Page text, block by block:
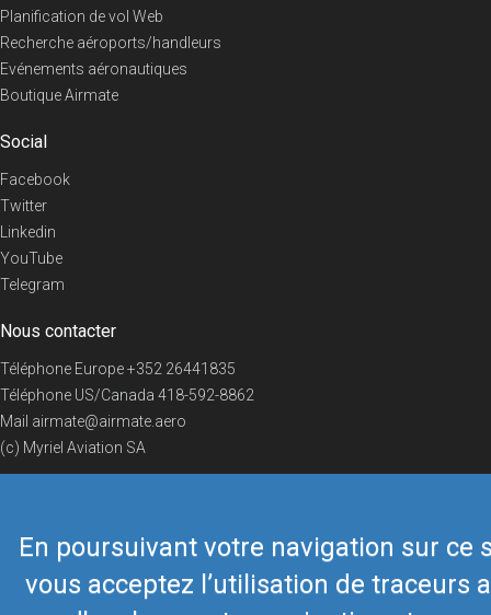
En poursuivant votre navigation sur ce
vous acceptez l’utilisation de traceurs
Planification de vol Web
Recherche aéroports/handleurs
Evénements aéronautiques
Boutique Airmate
Social
Facebook
Twitter
Linkedin
YouTube
Telegram
Nous contacter
Téléphone Europe+352 26441835
Téléphone US/Canada 418-592-8862
Mail airmate@airmate.aero
(c) Myriel Aviation SA
© 2019 Airmate - Conditions d'utilisation - Vie privée Back to top